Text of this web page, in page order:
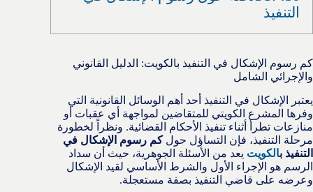
التنفيذ
كم رسوم الإشكال في التنفيذ بالكويت: الدليل القانوني
والإجرائي الشامل
يعتبر الإشكال في التنفيذ أحد أهم الوسائل القانونية التي
وفرها المشرع الكويتي للمتقاضين لمواجهة أي عقبات أو
منازعات تطرأ أثناء تنفيذ الأحكام القضائية. ونظراً لخطورة
مرحلة التنفيذ، فإن التساؤل حولكم رسوم الإشكال في
التنفيذ بالكويت يعد من الأسئلة الجوهرية، حيث أن سداد
الرسم هو الإجراء الأول والشرط الأساسي لقيد الإشكال
وعرضه على قاضي التنفيذ بصفة مستعجلة.